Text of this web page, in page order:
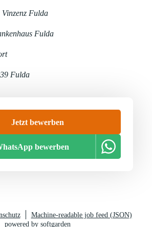
Fulda
Fulda
Fulda
Jetzt bewerben
bewerben
Machine-readable job feed (JSON)
powered by softgarden